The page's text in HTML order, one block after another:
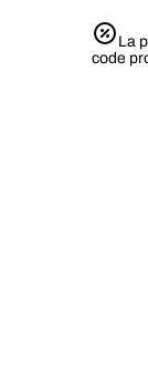
La
code